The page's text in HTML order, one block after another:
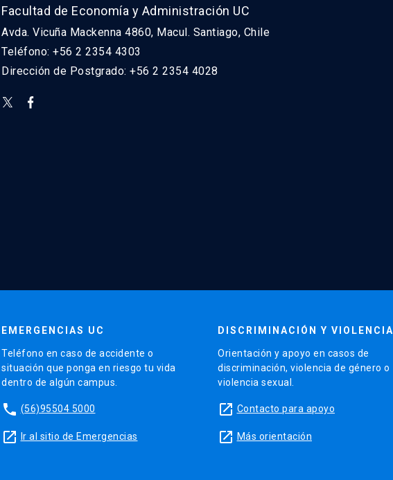
Facultad de Economía y Administración UC
Avda. Vicuña Mackenna 4860, Macul. Santiago, Chile
Teléfono: +56 2 2354 4303
Dirección de Postgrado: +56 2 2354 4028
EMERGENCIAS UC
Teléfono en caso de accidente o
situación que ponga en riesgo tu vida
dentro de algún campus.
phone (56)95504 5000
launch Ir al sitio de Emergencias
DISCRIMINACIÓN Y VIOLENCIA
Orientación y apoyo en casos de
discriminación, violencia de género o
violencia sexual.
launch Contacto para apoyo
launch Más orientación